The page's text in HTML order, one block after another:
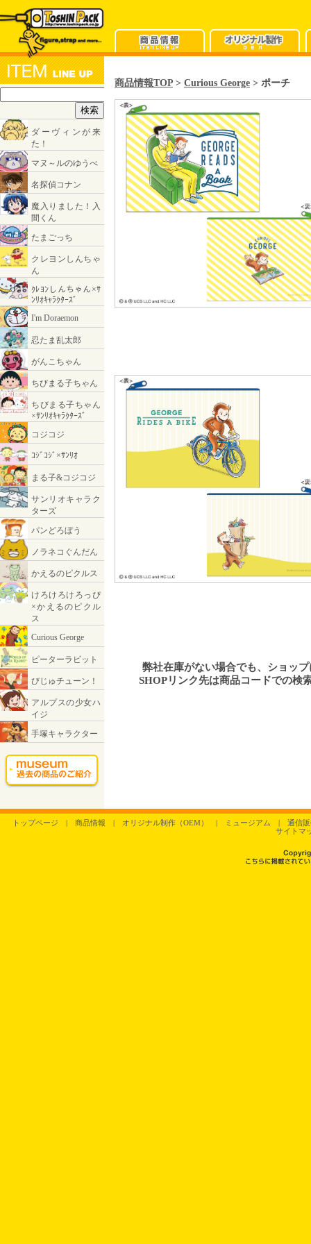
商品情報TOP > Curious George > ポーチ
弊社在庫がない場合でも、ショッ
SHOPリンク先は商品コードでの検
トップページ 商品情報 オリジナル制作（OEM） ミュージアム
通信
サイトマ